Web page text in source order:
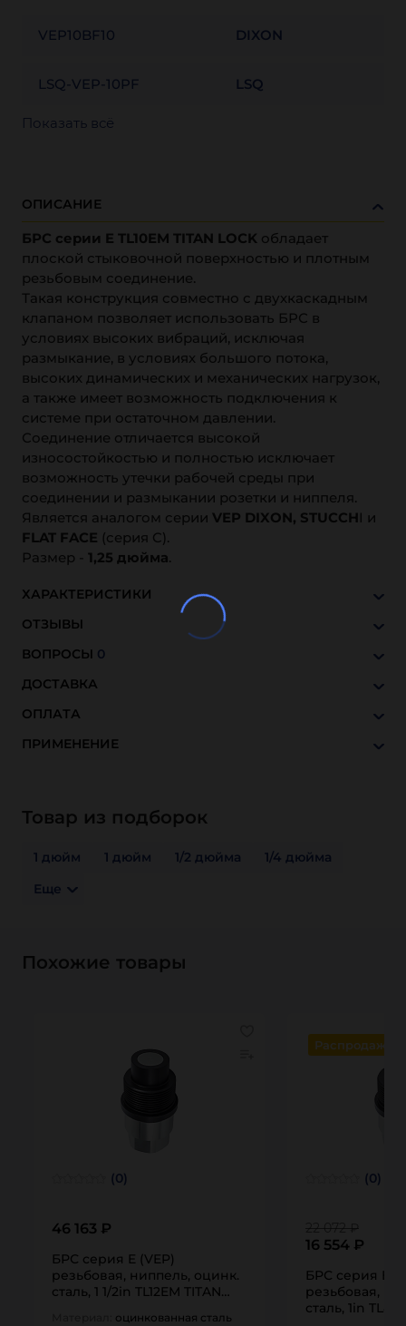
VEP10BF10 DIXON
LSQ-VEP-10PF LSQ
Показать всё
ОПИСАНИЕ
БРС серии E TL10EM TITAN LOCK обладает
плоской стыковочной поверхностью и плотным
резьбовым соединение.
Такая конструкция совместно с двухкаскадным
клапаном позволяет использовать БРС в
условиях высоких вибраций, исключая
размыкание, в условиях большого потока,
высоких динамических и механических нагрузок,
а также имеет возможность подключения к
системе при остаточном давлении.
Соединение отличается высокой
износостойкостью и полностью исключает
возможность утечки рабочей среды при
соединении и размыкании розетки и ниппеля.
Является аналогом серии VEP DIXON, STUCCHI и
FLAT FACE (серия C).
Размер - 1,25 дюйма.
ХАРАКТЕРИСТИКИ
ОТЗЫВЫ
ВОПРОСЫ 0
ДОСТАВКА
ОПЛАТА
ПРИМЕНЕНИЕ
Товар из подборок
1 дюйм 1 дюйм 1/2 дюйма
1/4 дюйма
Еще
Похожие товары
(0)
46 163 ₽
БРС серия E (VEP)
резьбовая, ниппель, оцинк.
сталь, 1 1/2in TL12EM TITAN…
оцинкованная сталь
Распродажа
(0)
22 072 ₽
16 554 ₽
БРС серия E
резьбовая,
сталь, 1in